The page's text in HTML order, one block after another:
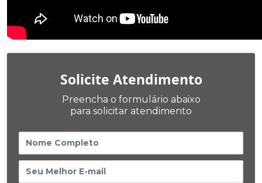
Solicite Atendimento
Preencha o formulário abaixo
para solicitar atendimento